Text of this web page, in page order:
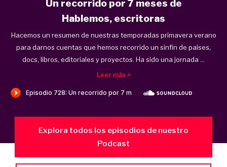
Un recorrido por 7 meses de
Hablemos, escritoras
Hacemos un resumen de nuestras temporadas primavera verano
para darnos cuentas que hemos recorrido un sinfín de países,
docs, libros, editoriales y proyectos. Ha sido una jornada ...
Leer más >
Explora todos los episodios de nuestro
Podcast